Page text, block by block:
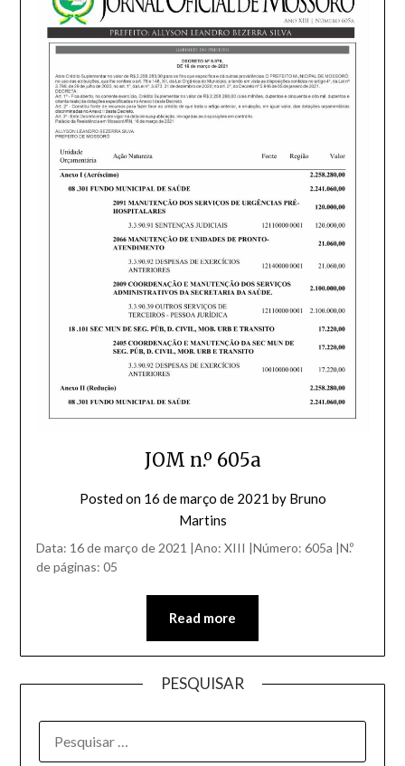
JOM n.º 605a
Posted on 16 de março de 2021 by Bruno
Martins
Data: 16 de março de 2021 |Ano: XIII |Número: 605a |N.º
de páginas: 05
Read more
PESQUISAR